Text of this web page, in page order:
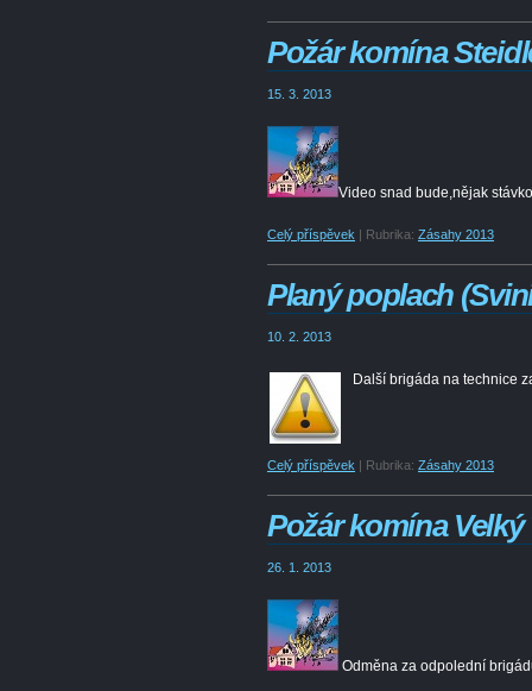
Požár komína
15. 3. 2013
Video snad bude,nějak
Celý příspěvek | Rubrika: Zásahy 2013
Planý poplach
10. 2. 2013
Další brigáda na technice
Celý příspěvek | Rubrika: Zásahy 2013
Požár komína
26. 1. 2013
Odměna za odpolední